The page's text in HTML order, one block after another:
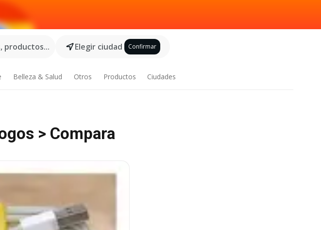
productos...
Elegir ciudad Confirmar
Belleza & Salud Otros Productos Ciudades
> Compara